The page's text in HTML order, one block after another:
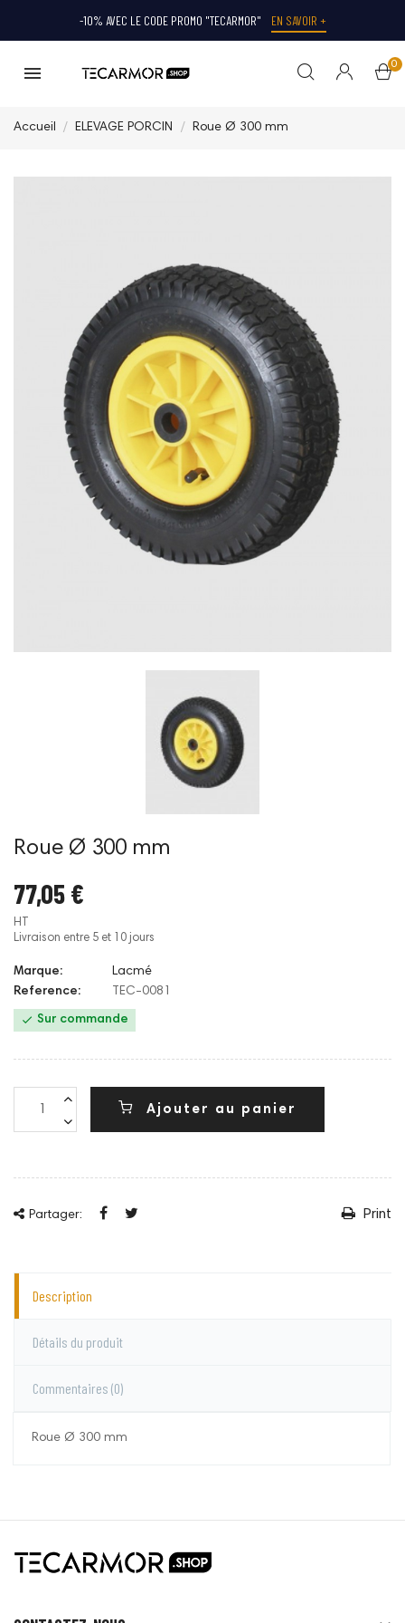
-10% AVEC LE CODE PROMO "TECARMOR" EN SAVOIR +
0
Accueil ELEVAGE PORCIN Roue Ø 300 mm
Roue Ø 300 mm
77,05 €
HT
Livraison entre 5 et 10 jours
Marque:
Lacmé
Reference:
TEC-0081
 Sur commande
Ajouter au panier
Partager: Print
Description
Détails du produit
Commentaires (0)
Roue Ø 300 mm
commentaire